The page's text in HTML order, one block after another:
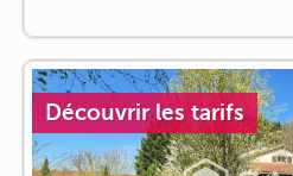
Découvrir les tarifs